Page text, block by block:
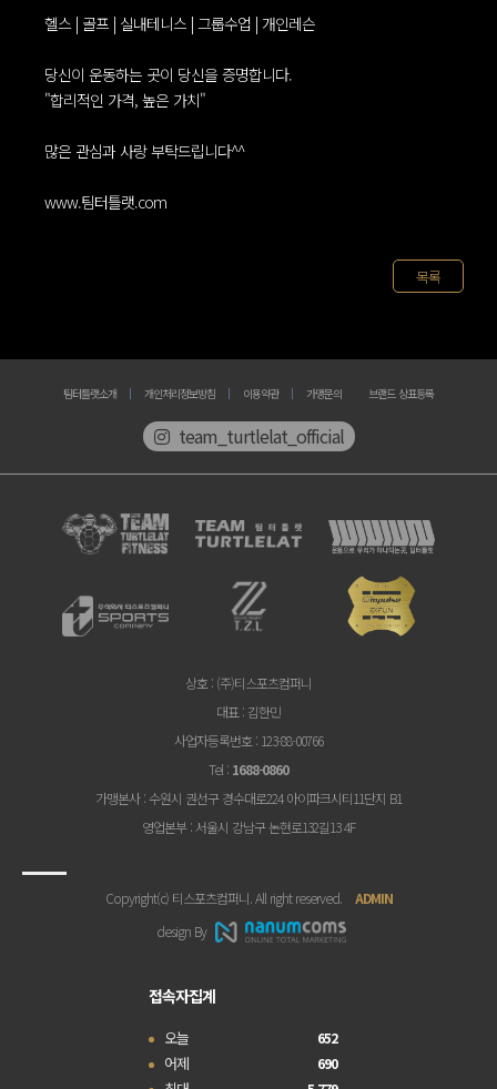
헬스 | 골프 | 실내테니스 | 그룹수업 | 개인레슨
당신이 운동하는 곳이 당신을 증명합니다.
"합리적인 가격, 높은 가치"
많은 관심과 사랑 부탁드립니다^^
www.팀터틀랫.com
목록
팀터틀랫소개 개인처리정보방침 이용약관 가맹문의 브랜드 상표등록
team_turtlelat_official
상호 : (주)티스포츠컴퍼니
대표 : 김한민
사업자등록번호 : 123-88-00766
Tel : 1688-0860
가맹본사: 수원시 권선구 경수대로224 아이파크시티11단지 B1
영업본부: 서울시 강남구 논현로132길13 4F
Copyright(c) 티스포츠컴퍼니. All right reserved. ADMIN
design By
접속자집계
오늘 652
어제 690